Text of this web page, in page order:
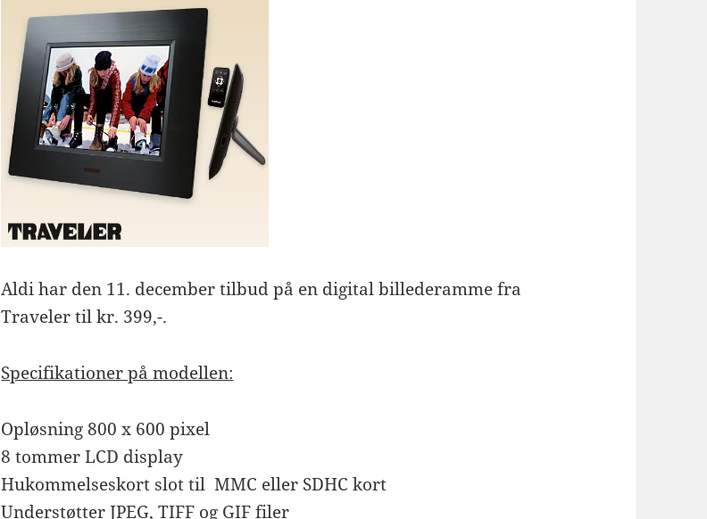
Aldi har den 11. december tilbud på en digital billederamme fra
Traveler til kr. 399,-.
Specifikationer på modellen:
Opløsning 800 x 600 pixel
8 tommer LCD display
Hukommelseskort slot til MMC eller SDHC kort
Understøtter JPEG, TIFF og GIF filer